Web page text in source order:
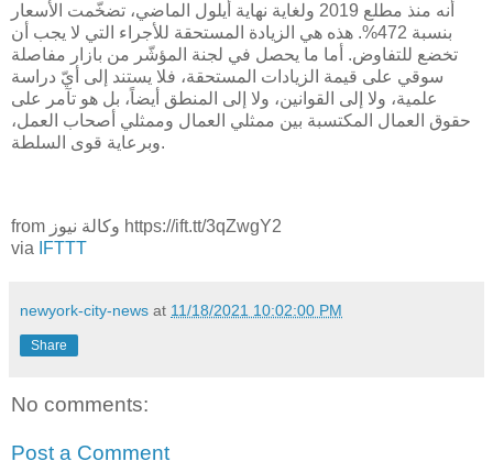
أنه منذ مطلع 2019 ولغاية نهاية أيلول الماضي، تضخّمت الأسعار
بنسبة 472%. هذه هي الزيادة المستحقة للأجراء التي لا يجب أن
تخضع للتفاوض. أما ما يحصل في لجنة المؤشّر من بازار مفاصلة
سوقي على قيمة الزيادات المستحقة، فلا يستند إلى أيّ دراسة
علمية، ولا إلى القوانين، ولا إلى المنطق أيضاً، بل هو تآمر على
حقوق العمال المكتسبة بين ممثلي العمال وممثلي أصحاب العمل،
وبرعاية قوى السلطة.
from وكالة نيوز https://ift.tt/3qZwgY2
via
IFTTT
newyork-city-news at 11/18/2021 10:02:00 PM
Share
No comments:
Post a Comment